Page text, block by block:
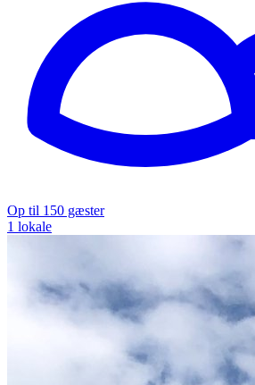
Op til 150 gæster
1 lokale